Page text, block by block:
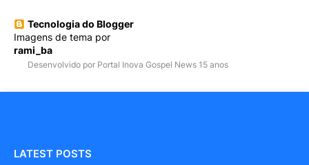
Tecnologia do Blogger
Imagens de tema por
rami_ba
Desenvolvido por Portal Inova Gospel News 15 anos
LATEST POSTS